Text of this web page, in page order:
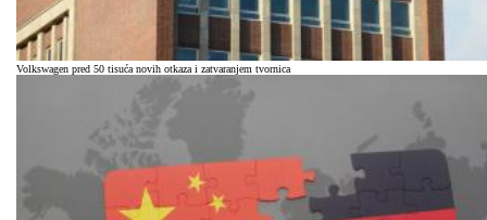
Volkswagen pred 50 tisuća novih otkaza i zatvaranjem tvornica